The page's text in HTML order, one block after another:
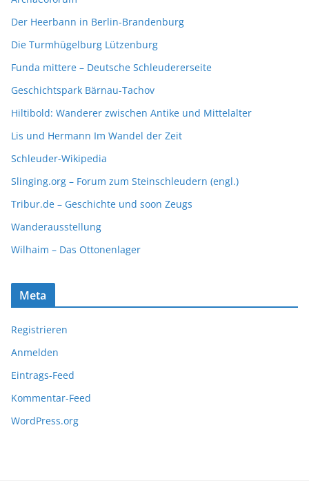
Der Heerbann in Berlin-Brandenburg
Die Turmhügelburg Lützenburg
Funda mittere – Deutsche Schleudererseite
Geschichtspark Bärnau-Tachov
Hiltibold: Wanderer zwischen Antike und Mittelalter
Lis und Hermann Im Wandel der Zeit
Schleuder-Wikipedia
Slinging.org – Forum zum Steinschleudern (engl.)
Tribur.de – Geschichte und soon Zeugs
Wanderausstellung
Wilhaim – Das Ottonenlager
Meta
Registrieren
Anmelden
Eintrags-Feed
Kommentar-Feed
WordPress.org